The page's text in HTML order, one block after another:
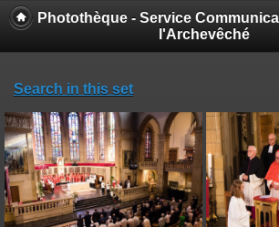
Photothèque - Service
l'Archevêché
Search in this set